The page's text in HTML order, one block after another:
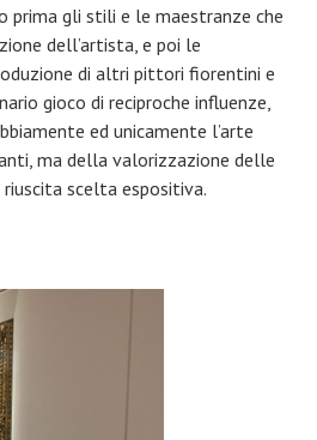
prima gli stili e le maestranze che
dell’artista, e poi le
di altri pittori fiorentini e
gioco di reciproche influenze,
ed unicamente l’arte
ma della valorizzazione delle
scelta espositiva.